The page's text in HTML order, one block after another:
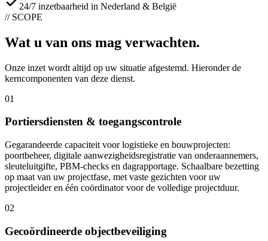
24/7 inzetbaarheid in Nederland & België
// SCOPE
Wat u van ons mag verwachten.
Onze inzet wordt altijd op uw situatie afgestemd. Hieronder de
kerncomponenten van deze dienst.
01
Portiersdiensten & toegangscontrole
Gegarandeerde capaciteit voor logistieke en bouwprojecten:
poortbeheer, digitale aanwezigheidsregistratie van onderaannemers,
sleuteluitgifte, PBM-checks en dagrapportage. Schaalbare bezetting
op maat van uw projectfase, met vaste gezichten voor uw
projectleider en één coördinator voor de volledige projectduur.
02
Gecoördineerde objectbeveiliging